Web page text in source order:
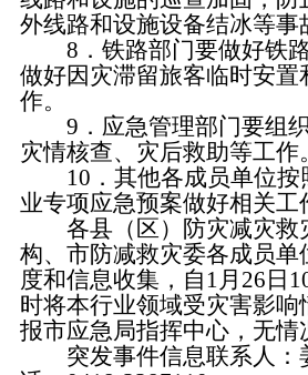
外线路和设施设备结冰等事
8．铁路部门要做好铁路
做好因灾滞留旅客临时安置
作。
9．应急管理部门要组织
灾情核查、灾后救助等工作。
10．其他各成员单位按
业专项应急预案做好相关工
各县（区）防灾减灾救
构、市防减救灾委各成员单
度和信息收集，自1月26日
时将本行业领域受灾害影响
报市应急局指挥中心，无情
突发事件信息联系人：